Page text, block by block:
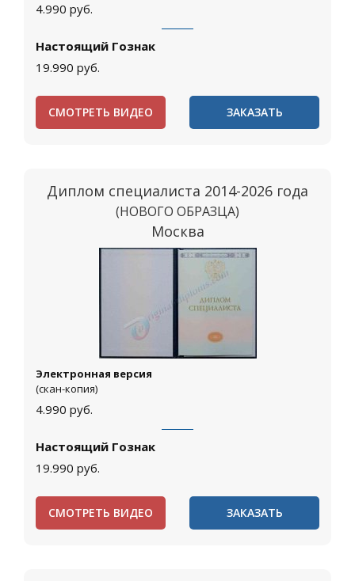
4.990 руб.
Настоящий Гознак
19.990 руб.
СМОТРЕТЬ ВИДЕО ЗАКАЗАТЬ
Диплом специалиста 2014-2026 года
(НОВОГО ОБРАЗЦА)
Москва
Электронная версия
(скан-копия)
4.990 руб.
Настоящий Гознак
19.990 руб.
СМОТРЕТЬ ВИДЕО ЗАКАЗАТЬ